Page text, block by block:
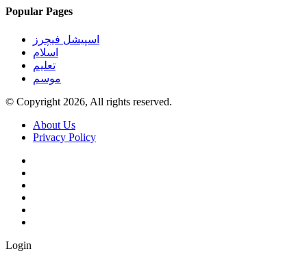
Popular Pages
اسپیشل فیچرز
اسلام
تعلیم
موسم
© Copyright 2026, All rights reserved.
About Us
Privacy Policy
Login